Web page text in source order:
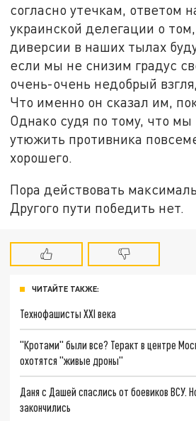
согласно утечкам, ответом
украинской делегации о
диверсии в наших тылах
если мы не снизим градус
очень-очень недобрый
Что именно он сказал им,
Однако судя по тому, что
утюжить противника
хорошего.
Пора действовать
Другого пути победить нет.
ЧИТАЙТЕ ТАКЖЕ:
Технофашисты XXI века
"Кротами" были все? Теракт в центре
охотятся "живые дроны"
Даня с Дашей спаслись от боевиков ВСУ.
закончились